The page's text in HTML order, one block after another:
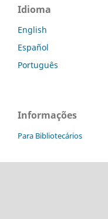
Idioma
English
Español
Português
Informações
Para Bibliotecários